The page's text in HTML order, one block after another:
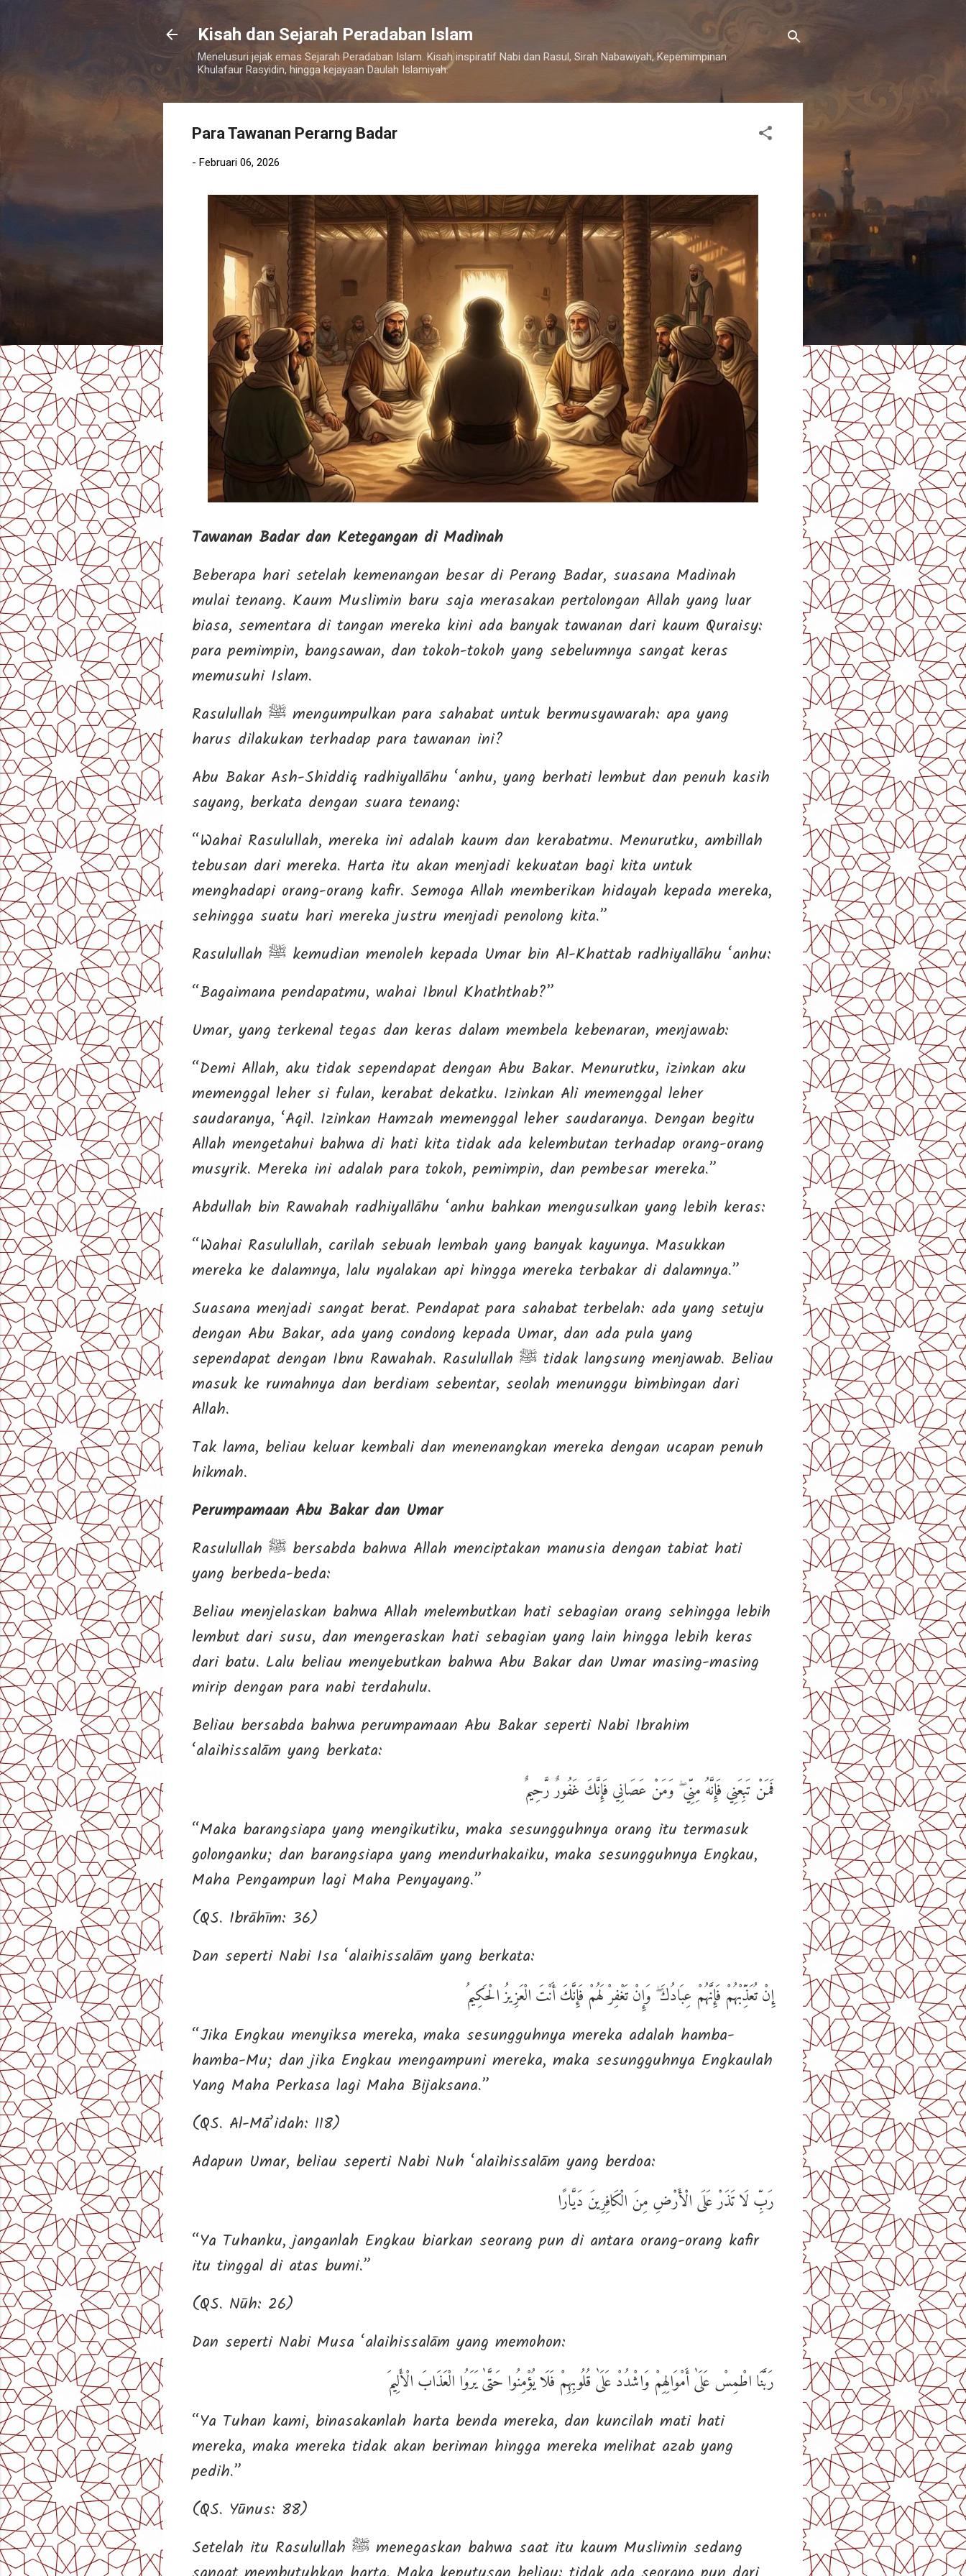
Kisah dan Sejarah Peradaban Islam
Menelusuri jejak emas Sejarah Peradaban Islam. Kisah inspiratif Nabi dan Rasul, Sirah Nabawiyah, Kepemimpinan
Khulafaur Rasyidin, hingga kejayaan Daulah Islamiyah.
Para Tawanan Perarng Badar
- Februari 06, 2026
Tawanan Badar dan Ketegangan di Madinah
Beberapa hari setelah kemenangan besar di Perang Badar, suasana Madinah
mulai tenang. Kaum Muslimin baru saja merasakan pertolongan Allah yang luar
biasa, sementara di tangan mereka kini ada banyak tawanan dari kaum Quraisy:
para pemimpin, bangsawan, dan tokoh-tokoh yang sebelumnya sangat keras
memusuhi Islam.
Rasulullah ﷺ mengumpulkan para sahabat untuk bermusyawarah: apa yang
harus dilakukan terhadap para tawanan ini?
Abu Bakar Ash-Shiddiq radhiyallāhu ‘anhu, yang berhati lembut dan penuh kasih
sayang, berkata dengan suara tenang:
“Wahai Rasulullah, mereka ini adalah kaum dan kerabatmu. Menurutku, ambillah
tebusan dari mereka. Harta itu akan menjadi kekuatan bagi kita untuk
menghadapi orang-orang kafir. Semoga Allah memberikan hidayah kepada mereka,
sehingga suatu hari mereka justru menjadi penolong kita.”
Rasulullah ﷺ kemudian menoleh kepada Umar bin Al-Khattab radhiyallāhu ‘anhu:
“Bagaimana pendapatmu, wahai Ibnul Khaththab?”
Umar, yang terkenal tegas dan keras dalam membela kebenaran, menjawab:
“Demi Allah, aku tidak sependapat dengan Abu Bakar. Menurutku, izinkan aku
memenggal leher si fulan, kerabat dekatku. Izinkan Ali memenggal leher
saudaranya, ‘Aqil. Izinkan Hamzah memenggal leher saudaranya. Dengan begitu
Allah mengetahui bahwa di hati kita tidak ada kelembutan terhadap orang-orang
musyrik. Mereka ini adalah para tokoh, pemimpin, dan pembesar mereka.”
Abdullah bin Rawahah radhiyallāhu ‘anhu bahkan mengusulkan yang lebih keras:
“Wahai Rasulullah, carilah sebuah lembah yang banyak kayunya. Masukkan
mereka ke dalamnya, lalu nyalakan api hingga mereka terbakar di dalamnya.”
Suasana menjadi sangat berat. Pendapat para sahabat terbelah: ada yang setuju
dengan Abu Bakar, ada yang condong kepada Umar, dan ada pula yang
sependapat dengan Ibnu Rawahah. Rasulullah ﷺ tidak langsung menjawab. Beliau
masuk ke rumahnya dan berdiam sebentar, seolah menunggu bimbingan dari
Allah.
Tak lama, beliau keluar kembali dan menenangkan mereka dengan ucapan penuh
hikmah.
Perumpamaan Abu Bakar dan Umar
Rasulullah ﷺ bersabda bahwa Allah menciptakan manusia dengan tabiat hati
yang berbeda-beda:
Beliau menjelaskan bahwa Allah melembutkan hati sebagian orang sehingga lebih
lembut dari susu, dan mengeraskan hati sebagian yang lain hingga lebih keras
dari batu. Lalu beliau menyebutkan bahwa Abu Bakar dan Umar masing-masing
mirip dengan para nabi terdahulu.
Beliau bersabda bahwa perumpamaan Abu Bakar seperti Nabi Ibrahim
‘alaihissalām yang berkata:
فَمَنْ تَبِعَنِي فَإِنَّهُ مِنِّي ۖ وَمَنْ عَصَانِي فَإِنَّكَ غَفُورٌ رَّحِيمٌ
“Maka barangsiapa yang mengikutiku, maka sesungguhnya orang itu termasuk
golonganku; dan barangsiapa yang mendurhakaiku, maka sesungguhnya Engkau,
Maha Pengampun lagi Maha Penyayang.”
(QS. Ibrāhīm: 36)
Dan seperti Nabi Isa ‘alaihissalām yang berkata:
إِنْ تُعَذِّبْهُمْ فَإِنَّهُمْ عِبَادُكَ ۖ وَإِنْ تَغْفِرْ لَهُمْ فَإِنَّكَ أَنْتَ الْعَزِيزُ الْحَكِيمُ
“Jika Engkau menyiksa mereka, maka sesungguhnya mereka adalah hamba-
hamba-Mu; dan jika Engkau mengampuni mereka, maka sesungguhnya Engkaulah
Yang Maha Perkasa lagi Maha Bijaksana.”
(QS. Al-Mā’idah: 118)
Adapun Umar, beliau seperti Nabi Nuh ‘alaihissalām yang berdoa:
رَبِّ لَا تَذَرْ عَلَى الْأَرْضِ مِنَ الْكَافِرِينَ دَيَّارًا
“Ya Tuhanku, janganlah Engkau biarkan seorang pun di antara orang-orang kafir
itu tinggal di atas bumi.”
(QS. Nūh: 26)
Dan seperti Nabi Musa ‘alaihissalām yang memohon:
رَبَّنَا اطْمِسْ عَلَىٰ أَمْوَالِهِمْ وَاشْدُدْ عَلَىٰ قُلُوبِهِمْ فَلَا يُؤْمِنُوا حَتَّىٰ يَرَوُا الْعَذَابَ الْأَلِيمَ
“Ya Tuhan kami, binasakanlah harta benda mereka, dan kuncilah mati hati
mereka, maka mereka tidak akan beriman hingga mereka melihat azab yang
pedih.”
(QS. Yūnus: 88)
Setelah itu Rasulullah ﷺ menegaskan bahwa saat itu kaum Muslimin sedang